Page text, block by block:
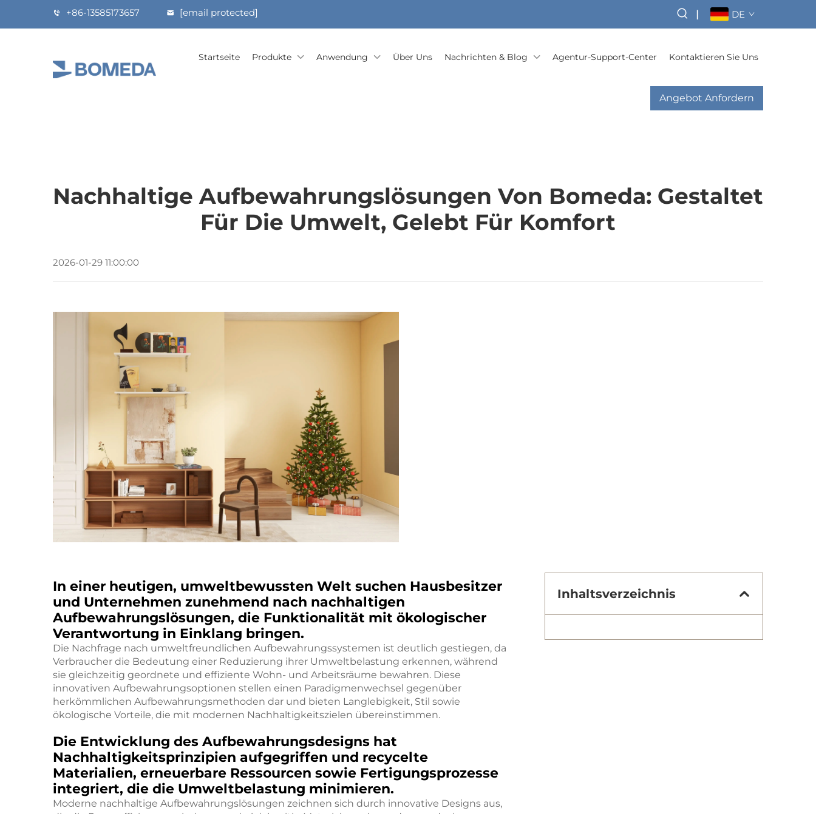
+86-13585173657 [email protected] | DE
Startseite Produkte Anwendung Über Uns Nachrichten & Blog Agentur-Support-Center Kontaktieren Sie Uns
Angebot Anfordern
Nachhaltige Aufbewahrungslösungen Von Bomeda: Gestaltet
Für Die Umwelt, Gelebt Für Komfort
2026-01-29 11:00:00
In einer heutigen, umweltbewussten Welt suchen Hausbesitzer
und Unternehmen zunehmend nach nachhaltigen
Aufbewahrungslösungen, die Funktionalität mit ökologischer
Verantwortung in Einklang bringen.
Die Nachfrage nach umweltfreundlichen Aufbewahrungssystemen ist deutlich gestiegen, da
Verbraucher die Bedeutung einer Reduzierung ihrer Umweltbelastung erkennen, während
sie gleichzeitig geordnete und effiziente Wohn- und Arbeitsräume bewahren. Diese
innovativen Aufbewahrungsoptionen stellen einen Paradigmenwechsel gegenüber
herkömmlichen Aufbewahrungsmethoden dar und bieten Langlebigkeit, Stil sowie
ökologische Vorteile, die mit modernen Nachhaltigkeitszielen übereinstimmen.
Die Entwicklung des Aufbewahrungsdesigns hat
Nachhaltigkeitsprinzipien aufgegriffen und recycelte
Materialien, erneuerbare Ressourcen sowie Fertigungsprozesse
integriert, die die Umweltbelastung minimieren.
Moderne nachhaltige Aufbewahrungslösungen zeichnen sich durch innovative Designs aus,
Inhaltsverzeichnis